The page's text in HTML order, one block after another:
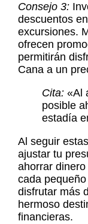
Consejo 3:
descuentos
excursiones.
ofrecen
permitirán
Cana a un
Cita: «Al
posible
estadía
Al seguir
ajustar tu
ahorrar
cada
disfrutar más
hermoso
financieras.